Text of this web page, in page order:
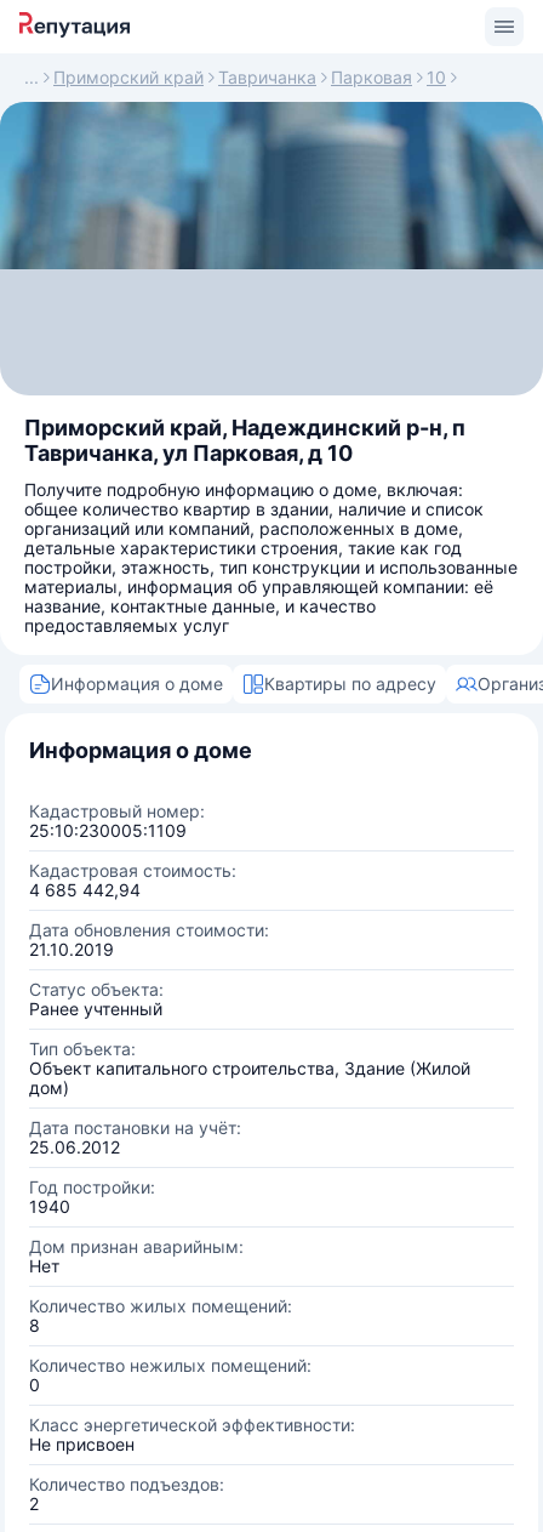
Приморский край Тавричанка Парковая 10
Приморский край, Надеждинский р-н, п
Тавричанка, ул Парковая, д 10
Получите подробную информацию о доме, включая:
общее количество квартир в здании, наличие и список
организаций или компаний, расположенных в доме,
детальные характеристики строения, такие как год
постройки, этажность, тип конструкции и использованные
материалы, информация об управляющей компании: её
название, контактные данные, и качество
предоставляемых услуг
Информация о доме Квартиры по адресу
Информация о доме
Кадастровый номер:
25:10:230005:1109
Кадастровая стоимость:
4 685 442,94
Дата обновления стоимости:
21.10.2019
Статус объекта:
Ранее учтенный
Тип объекта:
Объект капитального строительства, Здание (Жилой
дом)
Дата постановки на учёт:
25.06.2012
Год постройки:
1940
Дом признан аварийным:
Нет
Количество жилых помещений:
8
Количество нежилых помещений:
0
Класс энергетической эффективности:
Не присвоен
Количество подъездов:
2